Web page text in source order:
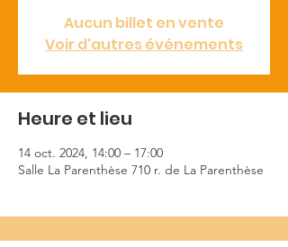
Aucun billet en vente
Voir d'autres événements
Heure et lieu
14 oct. 2024, 14:00 – 17:00
Salle La Parenthèse 710 r. de La Parenthèse